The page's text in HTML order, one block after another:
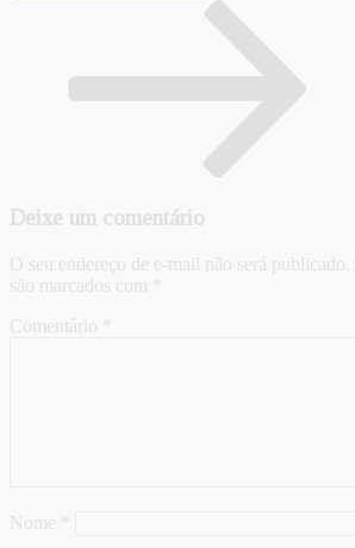
Deixe um comentário
O seu endereço de e-mail não será publicado.
são marcados com
Comentário
Nome